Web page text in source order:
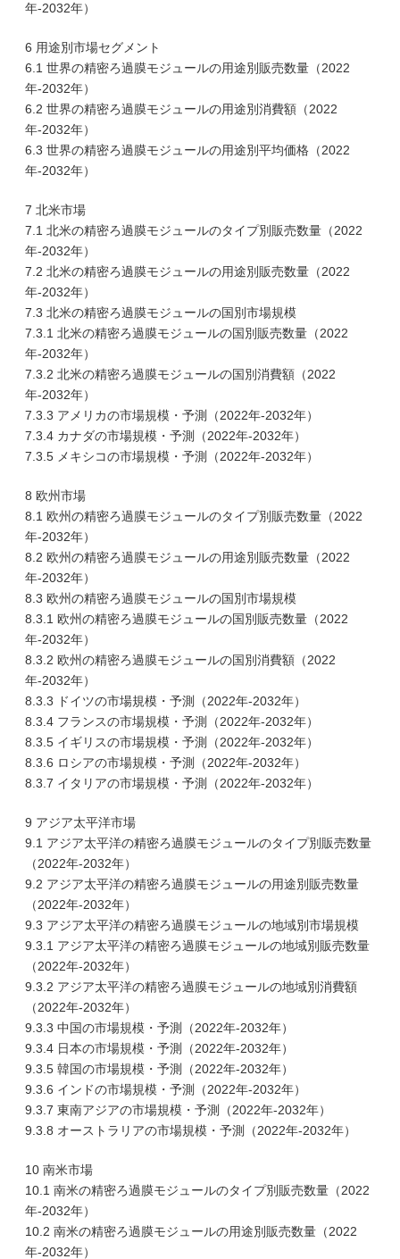
年-2032年）
6 用途別市場セグメント
6.1 世界の精密ろ過膜モジュールの用途別販売数量（2022
年-2032年）
6.2 世界の精密ろ過膜モジュールの用途別消費額（2022
年-2032年）
6.3 世界の精密ろ過膜モジュールの用途別平均価格（2022
年-2032年）
7 北米市場
7.1 北米の精密ろ過膜モジュールのタイプ別販売数量（2022
年-2032年）
7.2 北米の精密ろ過膜モジュールの用途別販売数量（2022
年-2032年）
7.3 北米の精密ろ過膜モジュールの国別市場規模
7.3.1 北米の精密ろ過膜モジュールの国別販売数量（2022
年-2032年）
7.3.2 北米の精密ろ過膜モジュールの国別消費額（2022
年-2032年）
7.3.3 アメリカの市場規模・予測（2022年-2032年）
7.3.4 カナダの市場規模・予測（2022年-2032年）
7.3.5 メキシコの市場規模・予測（2022年-2032年）
8 欧州市場
8.1 欧州の精密ろ過膜モジュールのタイプ別販売数量（2022
年-2032年）
8.2 欧州の精密ろ過膜モジュールの用途別販売数量（2022
年-2032年）
8.3 欧州の精密ろ過膜モジュールの国別市場規模
8.3.1 欧州の精密ろ過膜モジュールの国別販売数量（2022
年-2032年）
8.3.2 欧州の精密ろ過膜モジュールの国別消費額（2022
年-2032年）
8.3.3 ドイツの市場規模・予測（2022年-2032年）
8.3.4 フランスの市場規模・予測（2022年-2032年）
8.3.5 イギリスの市場規模・予測（2022年-2032年）
8.3.6 ロシアの市場規模・予測（2022年-2032年）
8.3.7 イタリアの市場規模・予測（2022年-2032年）
9 アジア太平洋市場
9.1 アジア太平洋の精密ろ過膜モジュールのタイプ別販売数量
（2022年-2032年）
9.2 アジア太平洋の精密ろ過膜モジュールの用途別販売数量
（2022年-2032年）
9.3 アジア太平洋の精密ろ過膜モジュールの地域別市場規模
9.3.1 アジア太平洋の精密ろ過膜モジュールの地域別販売数量
（2022年-2032年）
9.3.2 アジア太平洋の精密ろ過膜モジュールの地域別消費額
（2022年-2032年）
9.3.3 中国の市場規模・予測（2022年-2032年）
9.3.4 日本の市場規模・予測（2022年-2032年）
9.3.5 韓国の市場規模・予測（2022年-2032年）
9.3.6 インドの市場規模・予測（2022年-2032年）
9.3.7 東南アジアの市場規模・予測（2022年-2032年）
9.3.8 オーストラリアの市場規模・予測（2022年-2032年）
10 南米市場
10.1 南米の精密ろ過膜モジュールのタイプ別販売数量（2022
年-2032年）
10.2 南米の精密ろ過膜モジュールの用途別販売数量（2022
年-2032年）